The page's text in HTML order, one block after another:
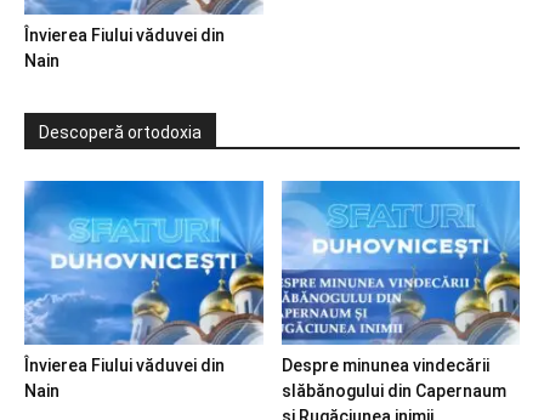
Învierea Fiului văduvei din
Nain
Descoperă ortodoxia
Învierea Fiului văduvei din
Nain
Despre minunea vindecării
slăbănogului din Capernaum